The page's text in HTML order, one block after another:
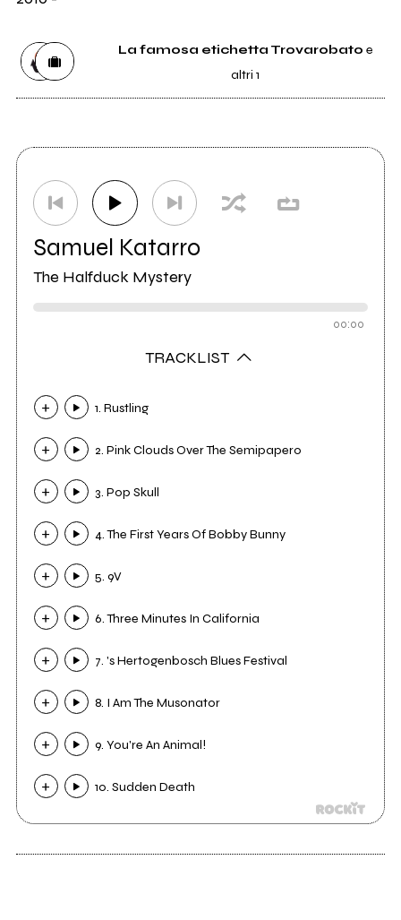
La famosa etichetta Trovarobato e
altri 1
Samuel Katarro
The Halfduck Mystery
00:00
TRACKLIST
1. Rustling
2. Pink Clouds Over The Semipapero
3. Pop Skull
4. The First Years Of Bobby Bunny
5. 9V
6. Three Minutes In California
7. 's Hertogenbosch Blues Festival
8. I Am The Musonator
9. You're An Animal!
10. Sudden Death